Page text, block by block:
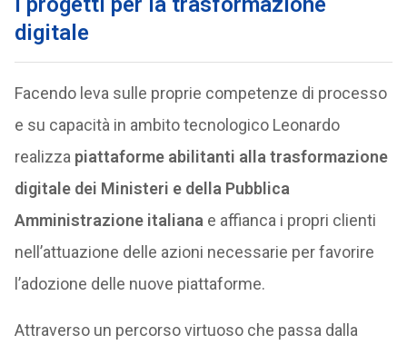
digitale
Facendo leva sulle proprie competenze di processo
e su capacità in ambito tecnologico Leonardo
realizza piattaforme abilitanti alla trasformazione
digitale dei Ministeri e della Pubblica
Amministrazione italiana e affianca i propri clienti
nell’attuazione delle azioni necessarie per favorire
l’adozione delle nuove piattaforme.
Attraverso un percorso virtuoso che passa dalla